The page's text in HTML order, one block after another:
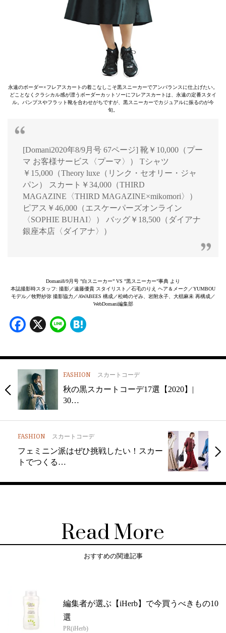
永遠のボーダー×フレアスカートの着こなしこそ黒スニーカーでアンバランスに仕上げたい。
どことなくクラシカル感が漂うボーダーカットソーにフレアスカートは、永遠の定番スタイ
ル。パンプスやフラット靴を合わせがちですが、黒スニーカーでカジュアルに振るのが今
旬。
[Domani2020年8/9月号 67ページ] 靴￥10,000（プー
マ お客様サービス〈プーマ〉） Tシャツ
￥15,000（Theory luxe（リンク・セオリー・ジャ
パン） スカート￥34,000（THIRD
MAGAZINE〈THIRD MAGAZINE×mikomori〉）
ピアス￥46,000（エスケーパーズオンライン
〈SOPHIE BUHAI〉） バッグ￥18,500（ダイアナ
銀座本店〈ダイアナ〉）
Domani8/9月号 ”白スニーカー” VS ”黒スニーカー”事典 より
本誌撮影時スタッフ: 撮影／遠藤優貴 スタイリスト／石毛のりえ ヘア＆メーク／YUMBOU
モデル／牧野紗弥 撮影協力／AWABEES 構成／松崎のぞみ、岩附永子、大椙麻未 再構成／
WebDomani編集部
Facebook
X Line
FASHION スカートコーデ
秋の黒スカートコーデ17選【2020】|
30…
FASHION スカートコーデ
フェミニン派はぜひ挑戦したい！スカー
トでつくる…
Read More
おすすめの関連記事
編集者が選ぶ【iHerb】で今買うべきもの10
選
PR(iHerb)